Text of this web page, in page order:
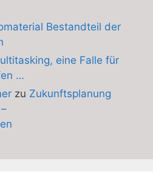
Bestandteil der
eine Falle für
…
zu Zukunftsplanung